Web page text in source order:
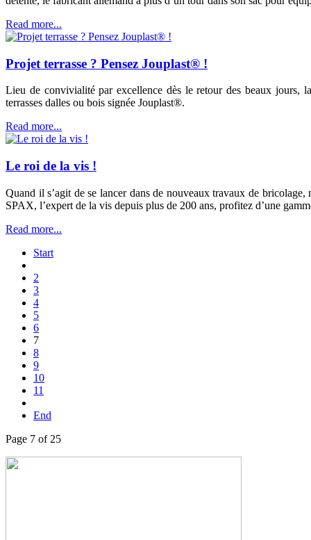
Read more...
Projet terrasse ? Pensez Jouplast® !
Lieu de convivialité par excellence dès le retour des beaux jours,
terrasses dalles ou bois signée Jouplast®.
Read more...
Le roi de la vis !
Quand il s’agit de se lancer dans de nouveaux travaux de
SPAX, l’expert de la vis depuis plus de 200 ans, profitez d’une
Read more...
Start
2
3
4
5
6
7
8
9
10
11
End
Page 7 of 25